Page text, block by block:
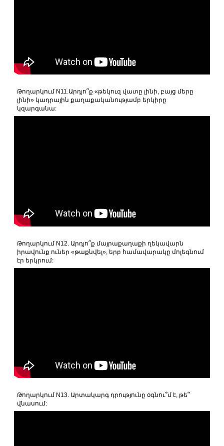
Թողարկում N11.Արդյո՞ք «թեկուզ վատը լինի, բայց մերը
լինի» կադրային քաղաքականությամբ երկիրը
կզարգանա:
Թողարկում N12. Արդյո՞ք մայրաքաղաքի ղեկավարն
իրավունք ուներ «թաքնվել», երբ համավարակը մոլեգնում
էր երկրում:
Թողարկում N13. Արտակարգ դրությունը օգնու՞մ է, թե՞
վնասում: